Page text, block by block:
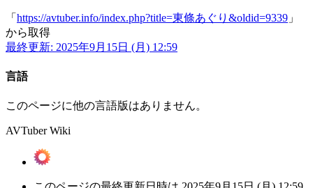
「 https://avtuber.info/index.php?title=東條あぐり&oldid=9339 」
から取得
最終更新: 2025年9月15日 (月) 12:59
言語
このページに他の言語版はありません。
AVTuber Wiki